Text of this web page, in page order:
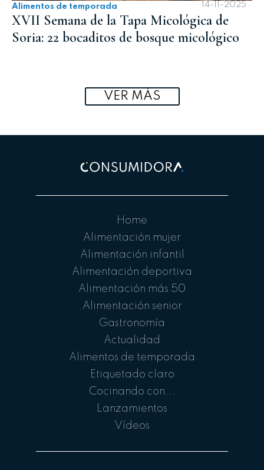
Alimentos de temporada 14-11-2025
XVII Semana de la Tapa Micológica de
Soria: 22 bocaditos de bosque micológico
VER MÁS
Home
Alimentación mujer
Alimentación infantil
Alimentación deportiva
Alimentación más 50
Alimentación senior
Gastronomía
Actualidad
Alimentos de temporada
Etiquetado claro
Cocinando con...
Lanzamientos
Vídeos